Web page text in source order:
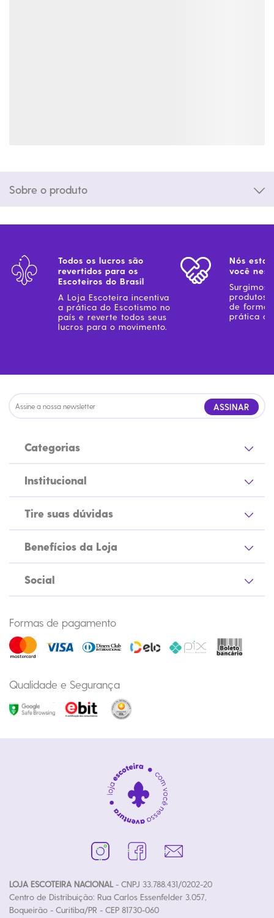
Sobre o produto
Todos os lucros são
revertidos para os
Escoteiros do Brasil
A Loja Escoteira incentiva
a prática do Escotismo no
país e reverte todos seus
lucros para o movimento.
Nós
você
Surgimos
produtos
de forma
prática
ASSINAR
Categorias
Institucional
Tire suas dúvidas
Benefícios da Loja
Social
Formas de pagamento
Qualidade e Segurança
LOJA ESCOTEIRA NACIONAL- CNPJ 33.788.431/0202-20
Centro de Distribuição: Rua Carlos Essenfelder 3.057,
Boqueirão - Curitiba/PR - CEP 81730-060